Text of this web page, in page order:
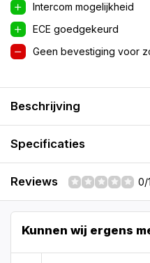
Intercom mogelijkheid
ECE goedgekeurd
Geen bevestiging voor
Beschrijving
Specificaties
Reviews 0/
Kunnen wij ergens